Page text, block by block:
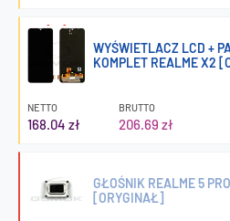
WYŚWIETLACZ LCD +
KOMPLET REALME X2
NETTO
168.04 zł
BRUTTO
206.69 zł
GŁOŚNIK REALME 5
[ORYGINAŁ]